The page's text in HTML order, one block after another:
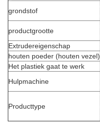
grondstof
productgrootte
Extrudereigenschap
houten poeder (houten vezel)
Het plastiek gaat te werk
Hulpmachine
Producttype